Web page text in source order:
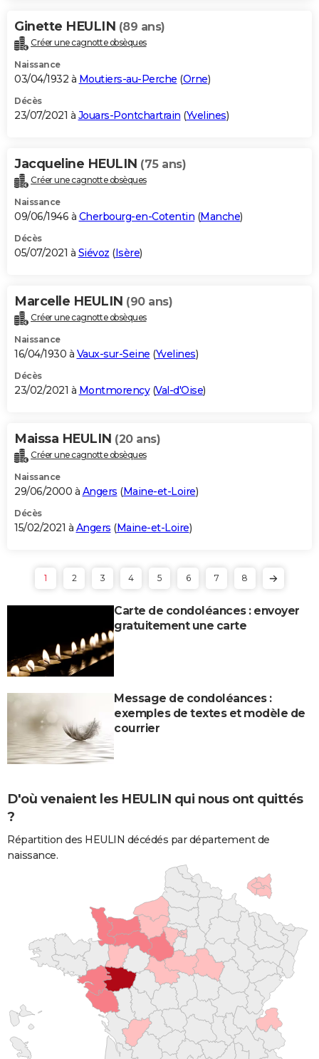
Ginette HEULIN (89 ans)
Créer une cagnotte obsèques
Naissance
03/04/1932 à Moutiers-au-Perche (Orne)
Décès
23/07/2021 à Jouars-Pontchartrain (Yvelines)
Jacqueline HEULIN (75 ans)
Créer une cagnotte obsèques
Naissance
09/06/1946 à Cherbourg-en-Cotentin (Manche)
Décès
05/07/2021 à Siévoz (Isère)
Marcelle HEULIN (90 ans)
Créer une cagnotte obsèques
Naissance
16/04/1930 à Vaux-sur-Seine (Yvelines)
Décès
23/02/2021 à Montmorency(Val-d'Oise)
Maissa HEULIN (20 ans)
Créer une cagnotte obsèques
Naissance
29/06/2000 à Angers (Maine-et-Loire)
Décès
15/02/2021 à Angers (Maine-et-Loire)
1 2 3 4 5 6 7 8
Carte de condoléances : envoyer
gratuitement une carte
Message de condoléances :
exemples de textes et modèle de
courrier
D'où venaient les HEULIN qui nous ont quittés
?
Répartition des HEULIN décédés par département de
naissance.